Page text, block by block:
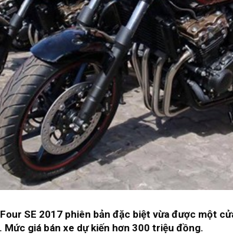
SE 2017 phiên bản đặc biệt vừa được một
Mức giá bán xe dự kiến hơn 300 triệu đồng.